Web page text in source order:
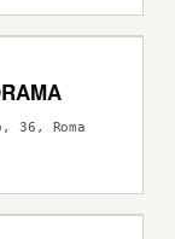
36, Roma